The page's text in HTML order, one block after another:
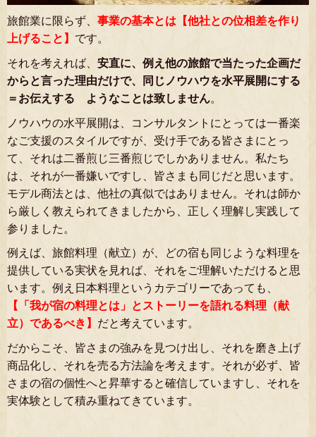
旅館業に限らず、 事業の基本とは【他社との位相差を作り
上げること】 です。
それを考えれば、 安直に、例え他の旅館で当たった企画だ
からと言った理由だけで、同じノウハウを水平展開にする
＝お伝えする ようなことは致しません。
ノウハウの水平展開は、コンサルタントにとっては一番楽
なご支援のスタイルですが、受け手である皆さまにとっ
て、それは二番煎じ三番煎じでしかありません。私たち
は、それが一番嫌いですし、皆さまも同じだと思います。
モデル商法とは、他社の真似ではありません。それは師か
ら厳しく教えられてきましたから、正しく理解し実践して
参りました。
例えば、旅館料理（献立）が、どの宿も同じような料理を
提供している実状を見れば、それをご理解いただけると思
います。例え日本料理というカテゴリーであっても、
【「我が宿の料理とは」とストーリーを語れる料理（献
立）であるべき】 だと考えています。
だからこそ、皆さまの強みを見つけ出し、それを磨き上げ
商品化し、それを売る方法論を考えます。それが必ず、皆
さまの宿の個性へと昇華すると確信していますし、それを
実体験として積み重ねてきています。